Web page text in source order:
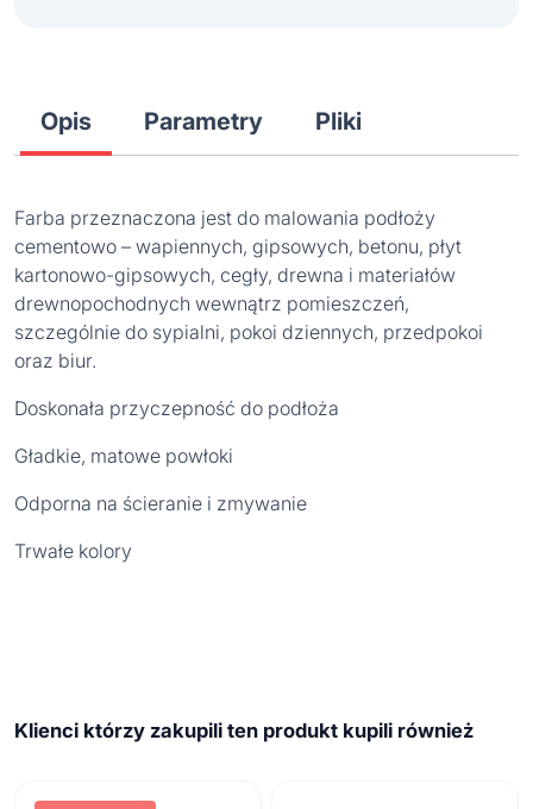
Opis Parametry Pliki
Farba przeznaczona jest do malowania podłoży
cementowo – wapiennych, gipsowych, betonu, płyt
kartonowo-gipsowych, cegły, drewna i materiałów
drewnopochodnych wewnątrz pomieszczeń,
szczególnie do sypialni, pokoi dziennych, przedpokoi
oraz biur.
Doskonała przyczepność do podłoża
Gładkie, matowe powłoki
Odporna na ścieranie i zmywanie
Trwałe kolory
Klienci którzy zakupili ten produkt kupili również